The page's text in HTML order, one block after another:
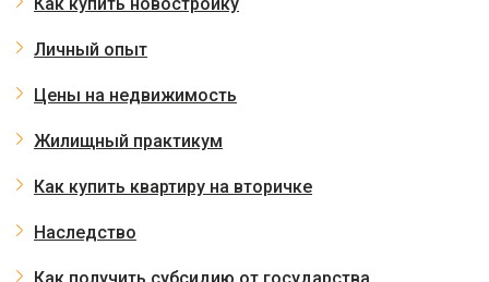
Личный опыт
Цены на недвижимость
Жилищный практикум
Как купить квартиру на вторичке
Наследство